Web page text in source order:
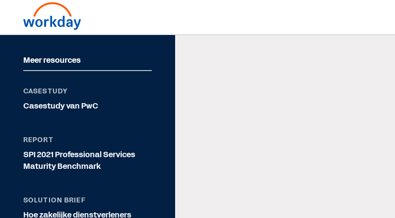
Meer resources
CASESTUDY
Casestudy van PwC
REPORT
SPI 2021 Professional Services
Maturity Benchmark
SOLUTION BRIEF
Hoe zakelijke dienstverleners